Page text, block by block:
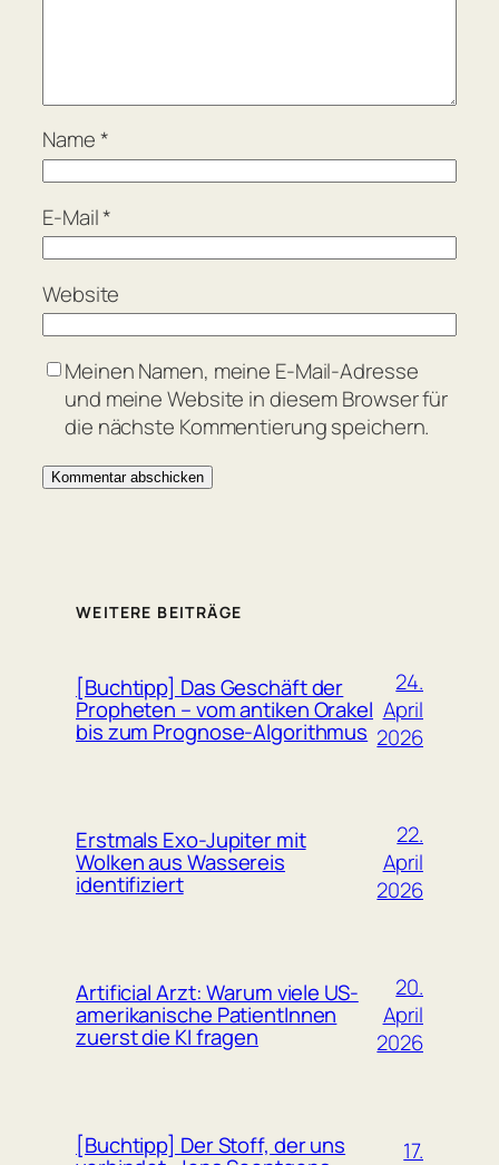
Name*
E-Mail*
Website
Meinen Namen, meine E-Mail-Adresse
und meine Website in diesem Browser für
die nächste Kommentierung speichern.
WEITERE BEITRÄGE
[Buchtipp] Das Geschäft der
Propheten – vom antiken Orakel
bis zum Prognose-Algorithmus
24.
April
2026
Erstmals Exo-Jupiter mit
Wolken aus Wassereis
identifiziert
22.
April
2026
Artificial Arzt: Warum viele US-
amerikanische PatientInnen
zuerst die KI fragen
20.
April
2026
[Buchtipp] Der Stoff, der uns
17.